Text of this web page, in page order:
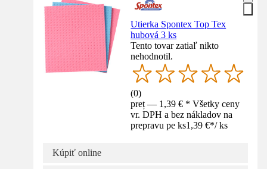
Utierka Spontex Top Tex
hubová 3 ks
Tento tovar zatiaľ nikto
nehodnotil.
(0)
preț — 1,39 € * Všetky ceny
vr. DPH a bez nákladov na
prepravu pe ks1,39 €*/ ks
Kúpiť online